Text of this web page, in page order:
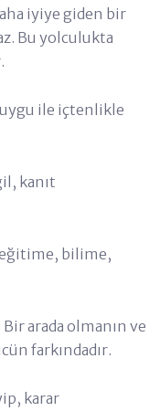
iyiye giden bir
Bu yolculukta
ile içtenlikle
kanıt
bilime,
Bir arada olmanın ve
farkındadır.
karar